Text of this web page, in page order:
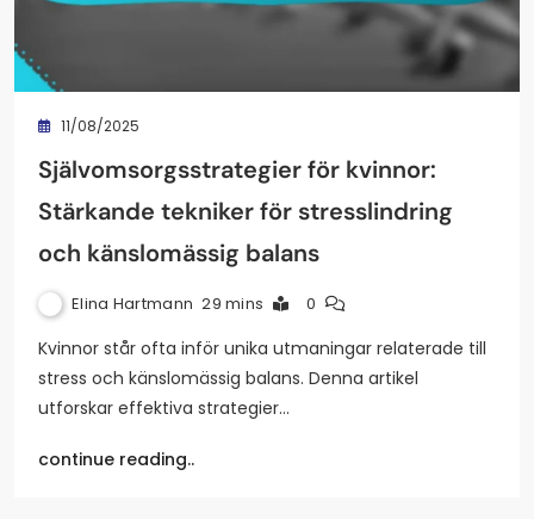
11/08/2025
Självomsorgsstrategier för kvinnor:
Stärkande tekniker för stresslindring
och känslomässig balans
Elina Hartmann 29 mins 0
Kvinnor står ofta inför unika utmaningar relaterade till
stress och känslomässig balans. Denna artikel
utforskar effektiva strategier…
continue reading..